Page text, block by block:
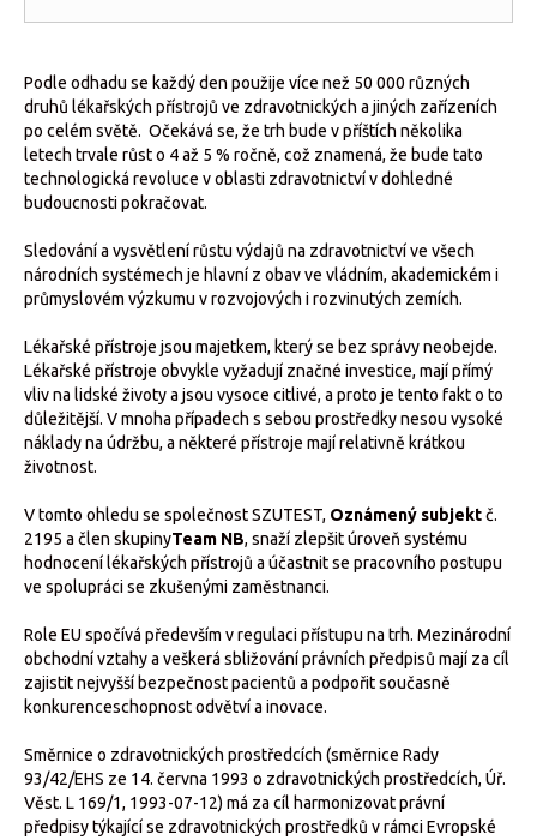
Podle odhadu se každý den použije více než 50 000 různých
druhů lékařských přístrojů ve zdravotnických a jiných zařízeních
po celém světě. Očekává se, že trh bude v příštích několika
letech trvale růst o 4 až 5 % ročně, což znamená, že bude tato
technologická revoluce v oblasti zdravotnictví v dohledné
budoucnosti pokračovat.
Sledování a vysvětlení růstu výdajů na zdravotnictví ve všech
národních systémech je hlavní z obav ve vládním, akademickém i
průmyslovém výzkumu v rozvojových i rozvinutých zemích.
Lékařské přístroje jsou majetkem, který se bez správy neobejde.
Lékařské přístroje obvykle vyžadují značné investice, mají přímý
vliv na lidské životy a jsou vysoce citlivé, a proto je tento fakt o to
důležitější. V mnoha případech s sebou prostředky nesou vysoké
náklady na údržbu, a některé přístroje mají relativně krátkou
životnost.
V tomto ohledu se společnost SZUTEST, Oznámený subjektč.
2195 a člen skupinyTeam NB, snaží zlepšit úroveň systému
hodnocení lékařských přístrojů a účastnit se pracovního postupu
ve spolupráci se zkušenými zaměstnanci.
Role EU spočívá především v regulaci přístupu na trh. Mezinárodní
obchodní vztahy a veškerá sbližování právních předpisů mají za cíl
zajistit nejvyšší bezpečnost pacientů a podpořit současně
konkurenceschopnost odvětví a inovace.
Směrnice o zdravotnických prostředcích (směrnice Rady
93/42/EHS ze 14. června 1993 o zdravotnických prostředcích, Úř.
Věst. L 169/1, 1993-07-12) má za cíl harmonizovat právní
předpisy týkající se zdravotnických prostředků v rámci Evropské